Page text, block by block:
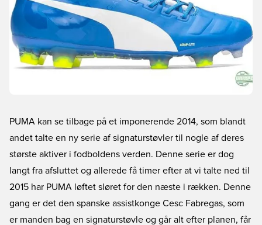
PUMA kan se tilbage på et imponerende 2014, som blandt
andet talte en ny serie af signaturstøvler til nogle af deres
største aktiver i fodboldens verden. Denne serie er dog
langt fra afsluttet og allerede få timer efter at vi talte ned til
2015 har PUMA løftet sløret for den næste i rækken. Denne
gang er det den spanske assistkonge Cesc Fabregas, som
er manden bag en signaturstøvle og går alt efter planen, får